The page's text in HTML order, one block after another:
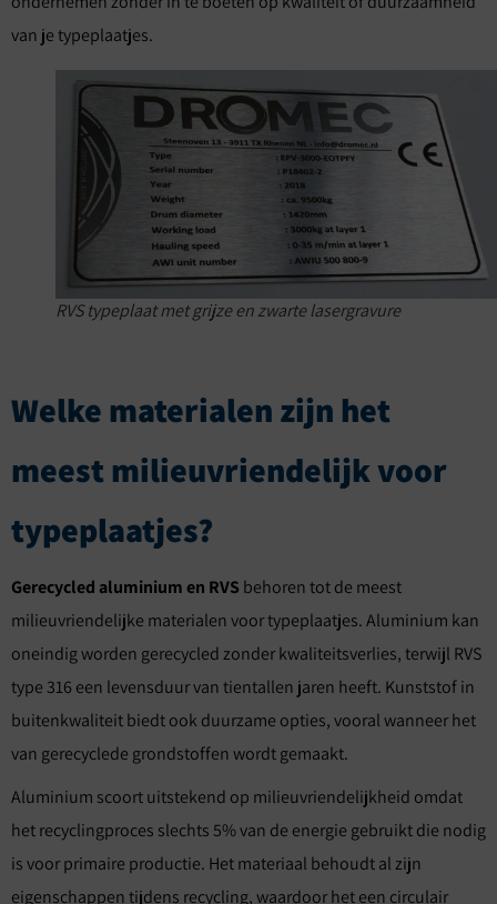
van je typeplaatjes.
RVS typeplaat met grijze en zwarte lasergravure
Welke materialen zijn het
meest milieuvriendelijk voor
typeplaatjes?
Gerecycled aluminium en RVS behoren tot de meest
milieuvriendelijke materialen voor typeplaatjes. Aluminium kan
oneindig worden gerecycled zonder kwaliteitsverlies, terwijl RVS
type 316 een levensduur van tientallen jaren heeft. Kunststof in
buitenkwaliteit biedt ook duurzame opties, vooral wanneer het
van gerecyclede grondstoffen wordt gemaakt.
Aluminium scoort uitstekend op milieuvriendelijkheid omdat
het recyclingproces slechts 5% van de energie gebruikt die nodig
is voor primaire productie. Het materiaal behoudt al zijn
eigenschappen tijdens recycling, waardoor het een circulair